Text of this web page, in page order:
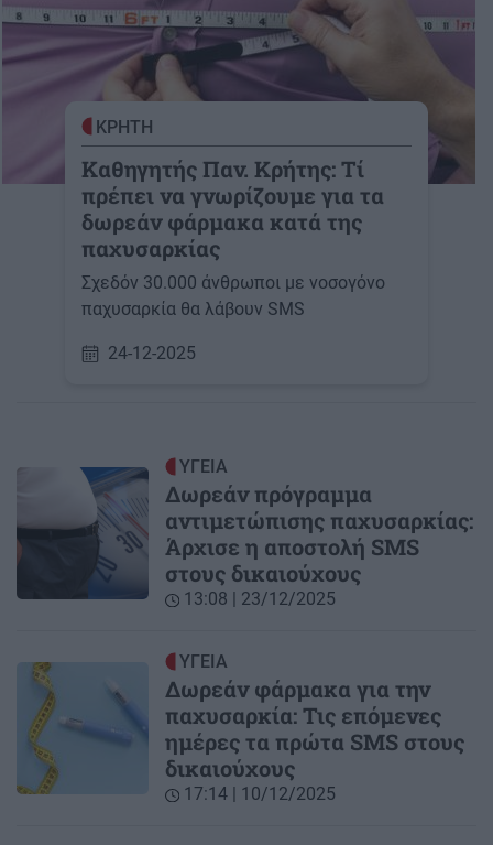
ΚΡΗΤΗ
Καθηγητής Παν. Κρήτης: Τί
πρέπει να γνωρίζουμε για τα
δωρεάν φάρμακα κατά της
παχυσαρκίας
Σχεδόν 30.000 άνθρωποι με νοσογόνο
παχυσαρκία θα λάβουν SMS
24-12-2025
ΥΓΕΙΑ
Δωρεάν πρόγραμμα
αντιμετώπισης παχυσαρκίας:
Άρχισε η αποστολή SMS
στους δικαιούχους
13:08 | 23/12/2025
ΥΓΕΙΑ
Δωρεάν φάρμακα για την
παχυσαρκία: Τις επόμενες
ημέρες τα πρώτα SMS στους
δικαιούχους
17:14 | 10/12/2025